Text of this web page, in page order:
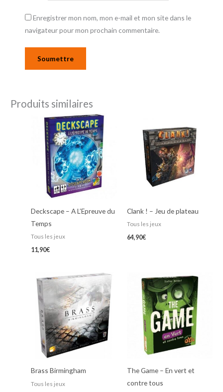
Enregistrer mon nom, mon e-mail et mon site dans le
navigateur pour mon prochain commentaire.
Produits similaires
Deckscape – A L’Epreuve du
Temps
Tous les jeux
11,90€
Clank ! – Jeu de plateau
Tous les jeux
64,90€
Brass Birmingham
Tous les jeux
The Game – En vert et
contre tous